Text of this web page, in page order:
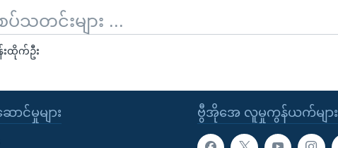
သတင်းများ ...
းထိုက်ဦး
ဗွီအိုအေ လူမှုကွန်ယက်များ
ာင်မှုများ